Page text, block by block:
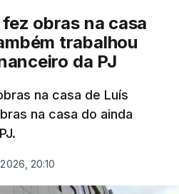
obras na casa
trabalhou
da PJ
na casa de Luís
na casa do ainda
20:10